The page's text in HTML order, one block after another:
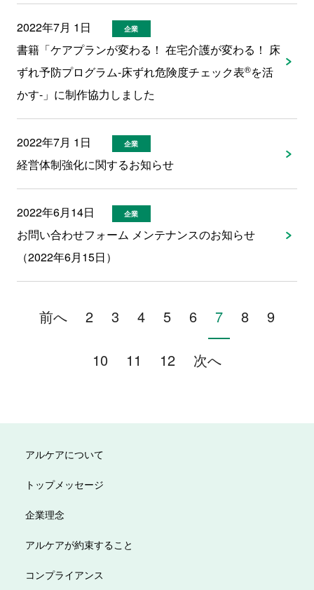
2022年7月 1日 企業
書籍「ケアプランが変わる！ 在宅介護が変わる！ 床
ずれ予防プログラム-床ずれ危険度チェック表®を活
かす-」に制作協力しました
2022年7月 1日 企業
経営体制強化に関するお知らせ
2022年6月14日 企業
お問い合わせフォーム メンテナンスのお知らせ
（2022年6月15日）
前へ 2 3 4 5 6 7 8 9
10 11 12 次へ
アルケアについて
トップメッセージ
企業理念
アルケアが約束すること
コンプライアンス